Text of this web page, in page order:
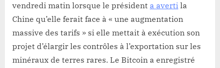
vendredi matin lorsque le président a averti la
Chine qu’elle ferait face à « une augmentation
massive des tarifs » si elle mettait à exécution son
projet d’élargir les contrôles à l’exportation sur les
minéraux de terres rares. Le Bitcoin a enregistré